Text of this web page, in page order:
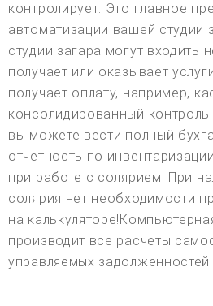
контролирует. Это главное
автоматизации вашей студии
студии загара могут входить
получает или оказывает
получает оплату, например,
консолидированный
вы можете вести полный
отчетность по
при работе с солярием. При
солярия нет необходимости
на
производит все расчеты
управляемых задолженностей